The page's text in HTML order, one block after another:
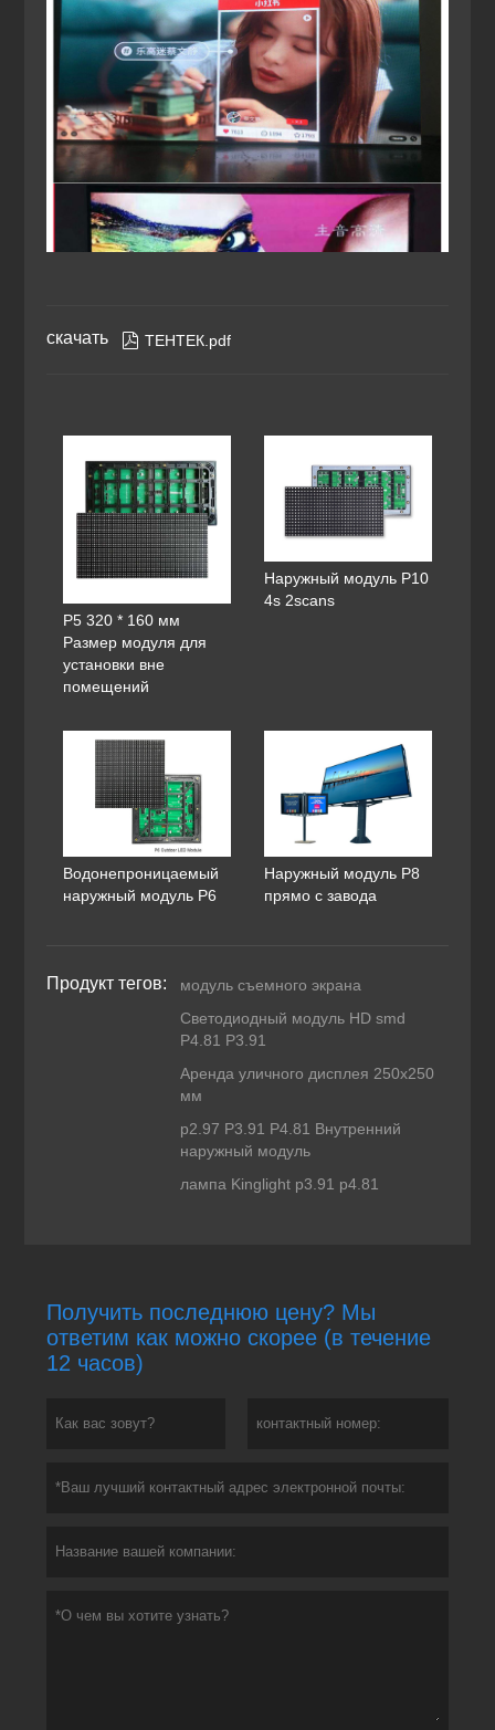
скачать  ТЕНТЕК.pdf
P5 320 * 160 мм
Размер модуля для
установки вне
помещений
Наружный модуль P10
4s 2scans
Водонепроницаемый
наружный модуль P6
Наружный модуль P8
прямо с завода
Продукт тегов:
модуль съемного экрана
Светодиодный модуль HD smd
P4.81 P3.91
Аренда уличного дисплея 250x250
мм
p2.97 P3.91 P4.81 Внутренний
наружный модуль
лампа Kinglight p3.91 p4.81
Получить последнюю цену? Мы
ответим как можно скорее (в течение
12 часов)